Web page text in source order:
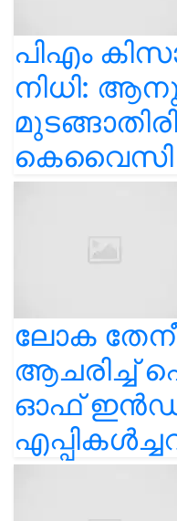
പിഎം
നിധി:
കെവൈസി
ലോക
ആചരിച്ച്
ഓഫ്